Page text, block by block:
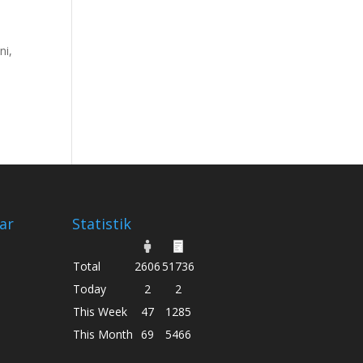
Statistik
Total 260651736
Today
2
2
This Week
47
1285
This Month 69 5466